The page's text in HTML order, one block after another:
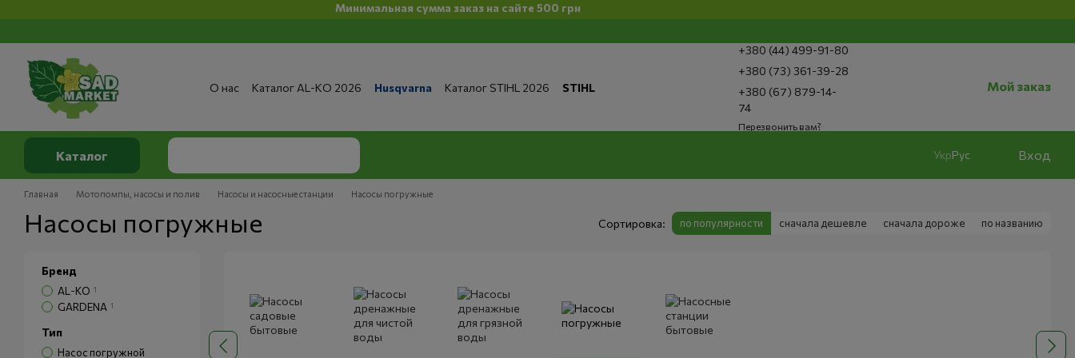
Минимальная сумма заказ на сайте 500 грн
О нас Каталог AL-KO 2026 Husqvarna Каталог STIHL 2026
STIHL
Публичный договор
Политика конфиденциальности
+380 (44) 499-91-80
+380 (73) 361-39-28
+380 (67) 879-14-
74
Перезвонить вам?
Мой заказ
Каталог УкрРус Вход
Главная Мотопомпы, насосы и полив Насосы и насосные станции Насосы погружные
Насосы погружные Сортировка: по популярности сначала дешевле сначала дороже по названию
Бренд
AL-KO 1
GARDENA 1
Тип
Насос погружной